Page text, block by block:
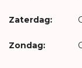
Zaterdag:
Zondag: